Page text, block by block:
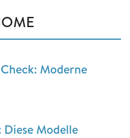
Moderne
Modelle